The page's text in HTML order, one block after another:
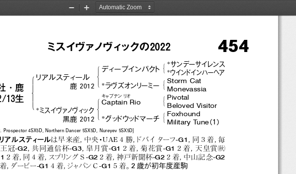
Zoom
Zoom
454
ミスイヴァノヴィックの2022
・鹿
13生
!
"
%
'
!
$
#
&
*サンデーサイレンス
ディープインパクト *ウインドインハーヘア
リアルスティール
#
&
Storm Cat
鹿 2012
*ラヴズオンリーミー Monevassia
!
$
キャプテン リオ
#
&
Pivotal
Captain Rio
Beloved Visitor
*ミスイヴァノヴィック
#
&
Foxhound
黒鹿 2012
*グッドウッドマーチ Military  Tune（1）
Prospector 4SX5D, Northern Dancer 5SX5D, Nureyev 5SX5D]
アルスティールは早来産，中央・UAE４勝，ドバイターフ-G1 ，同３着，毎
冠-G2，共同通信杯-G3，皐月賞-G1 ２着，菊花賞-G1 ２着，天皇賞"
２着，同４着，スプリングＳ -G2 ２着，神戸新聞杯-G2 ２着，中山記念-G2
，ダービー-G1 ４着，ジャパンＣ -G1 ５着。２歳が初年度産駒